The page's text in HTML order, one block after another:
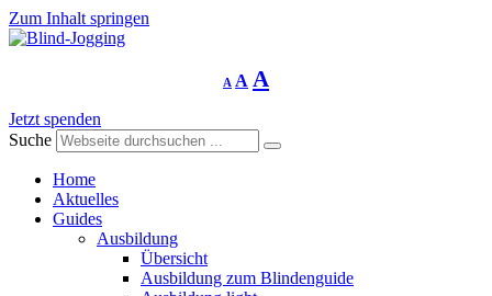
Zum Inhalt springen
A
Schriftgrösse
verringern
A Schriftgrösse
zurücksetzen
A
Jetzt spenden
Suche
Home
Aktuelles
Guides
Ausbildung
Übersicht
Ausbildung zum Blindenguide